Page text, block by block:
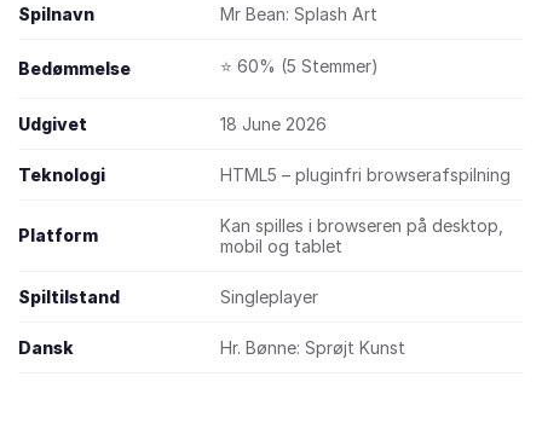
Spilnavn Mr Bean: Splash Art
Bedømmelse ⭐ 60% (5 Stemmer)
Udgivet 18 June 2026
Teknologi HTML5 – pluginfri browserafspilning
Platform
Kan spilles i browseren på desktop,
mobil og tablet
Spiltilstand Singleplayer
Dansk Hr. Bønne: Sprøjt Kunst